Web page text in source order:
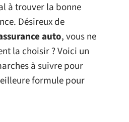
à trouver la bonne
Désireux de
auto, vous ne
la choisir ? Voici un
à suivre pour
formule pour